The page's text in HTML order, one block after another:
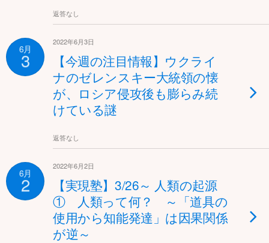
返答なし
6月
3
2022年6月3日
【今週の注目情報】ウクライ
ナのゼレンスキー大統領の懐
が、ロシア侵攻後も膨らみ続
けている謎
返答なし
6月
2
2022年6月2日
【実現塾】3/26～ 人類の起源
① 人類って何？ ～「道具の
使用から知能発達」は因果関係
が逆～